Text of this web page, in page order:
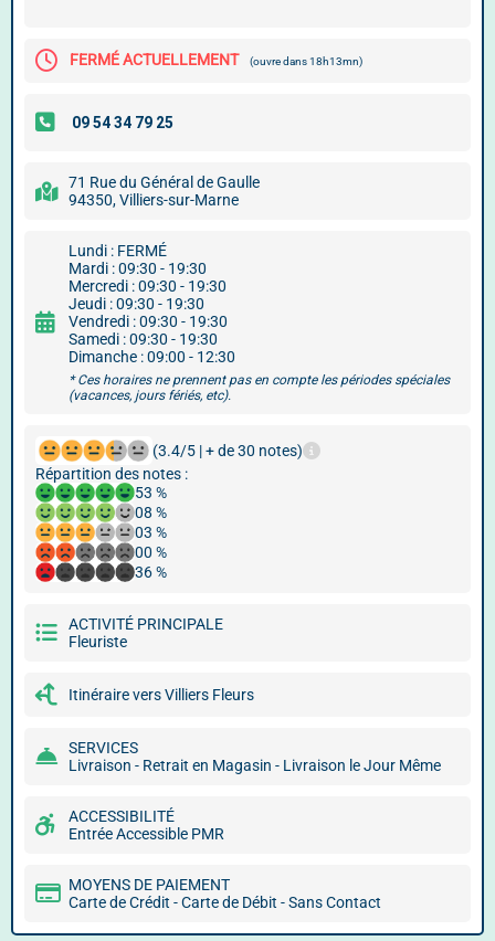
FERMÉ ACTUELLEMENT (ouvre dans 18h13mn)
71 Rue du Général de Gaulle
94350, Villiers-sur-Marne
Lundi : FERMÉ
Mardi : 09:30 - 19:30
Mercredi : 09:30 - 19:30
Jeudi : 09:30 - 19:30
Vendredi : 09:30 - 19:30
Samedi : 09:30 - 19:30
Dimanche : 09:00 - 12:30
* Ces horaires ne prennent pas en compte les périodes spéciales
(vacances, jours fériés, etc).
(3.4/5 | + de 30 notes)
Répartition des notes :
53 %
08 %
03 %
00 %
36 %
ACTIVITÉ PRINCIPALE
Fleuriste
Itinéraire vers Villiers Fleurs
SERVICES
Livraison - Retrait en Magasin - Livraison le Jour Même
ACCESSIBILITÉ
Entrée Accessible PMR
MOYENS DE PAIEMENT
Carte de Crédit - Carte de Débit - Sans Contact